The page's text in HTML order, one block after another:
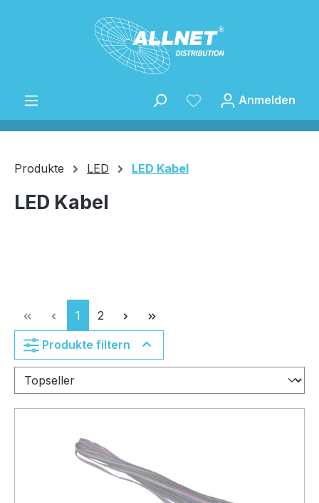
Zum Hauptinhalt springen
Anmelden
Produkte LED LED Kabel
LED Kabel
Seite
1 Seite
2
Produkte filtern